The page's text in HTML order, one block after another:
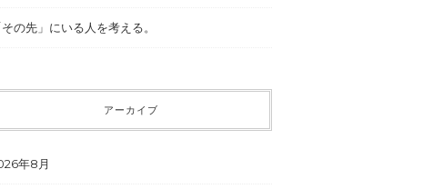
その先」にいる人を考える。
アーカイブ
年8月